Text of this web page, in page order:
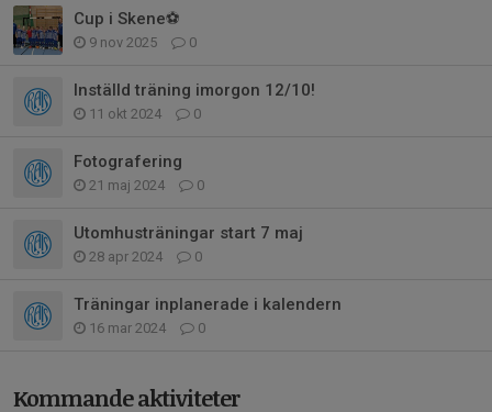
Cup i Skene⚽️
9 nov 2025 0
Inställd träning imorgon 12/10!
11 okt 2024 0
Fotografering
21 maj 2024 0
Utomhusträningar start 7 maj
28 apr 2024 0
Träningar inplanerade i kalendern
16 mar 2024 0
Kommande aktiviteter